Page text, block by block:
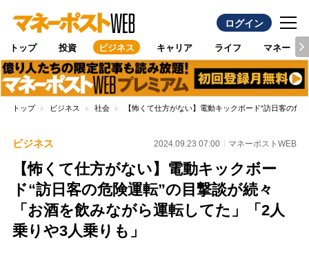
ログイン
トップ 投資 ビジネス キャリア ライフ マネー
トップ ビジネス 社会 【怖くて仕方がない】電動キックボード“訪日客の
ビジネス 2024.09.23 07:00 マネーポストWEB
【怖くて仕方がない】電動キックボー
ド“訪日客の危険運転”の目撃談が続々
「お酒を飲みながら運転してた」「2人
乗りや3人乗りも」